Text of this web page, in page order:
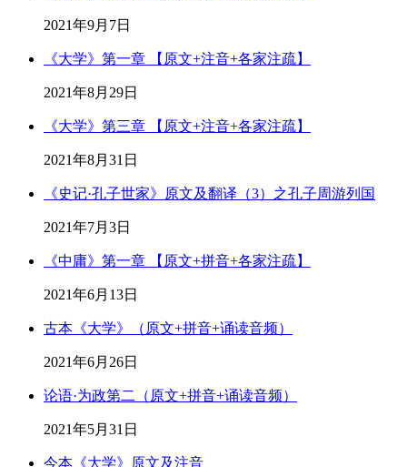
2021年9月7日
《大学》第一章 【原文+注音+各家注疏】
2021年8月29日
《大学》第三章 【原文+注音+各家注疏】
2021年8月31日
《史记·孔子世家》原文及翻译（3）之孔子周游列国
2021年7月3日
《中庸》第一章 【原文+拼音+各家注疏】
2021年6月13日
古本《大学》（原文+拼音+诵读音频）
2021年6月26日
论语·为政第二（原文+拼音+诵读音频）
2021年5月31日
今本《大学》原文及注音